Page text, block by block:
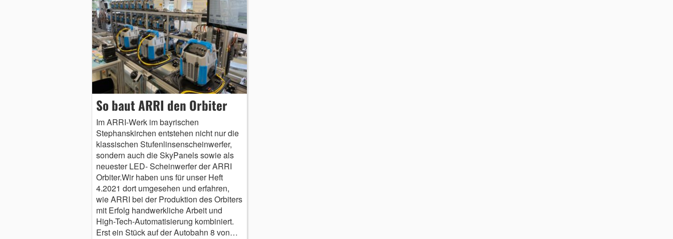
So baut ARRI den Orbiter
Im ARRI-Werk im bayrischen
Stephanskirchen entstehen nicht nur die
klassischen Stufenlinsenscheinwerfer,
sondern auch die SkyPanels sowie als
neuester LED- Scheinwerfer der ARRI
Orbiter.Wir haben uns für unser Heft
4.2021 dort umgesehen und erfahren,
wie ARRI bei der Produktion des Orbiters
mit Erfolg handwerkliche Arbeit und
High-Tech-Automatisierung kombiniert.
Erst ein Stück auf der Autobahn 8 von…